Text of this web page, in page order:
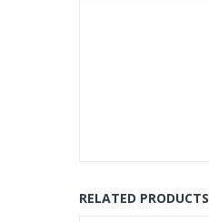
RELATED PRODUCTS